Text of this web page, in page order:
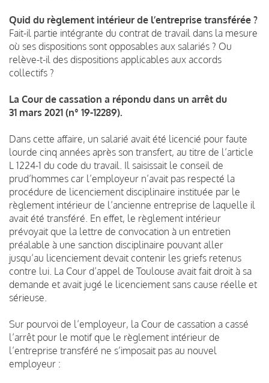
Quid du règlement intérieur de l’entreprise transférée ?
Fait-il partie intégrante du contrat de travail dans la mesure
où ses dispositions sont opposables aux salariés ? Ou
relève-t-il des dispositions applicables aux accords
collectifs ?
La Cour de cassation a répondu dans un arrêt du
31 mars 2021 (n° 19-12289).
Dans cette affaire, un salarié avait été licencié pour faute
lourde cinq années après son transfert, au titre de l’article
L 1224-1 du code du travail. Il saisissait le conseil de
prud’hommes car l’employeur n’avait pas respecté la
procédure de licenciement disciplinaire instituée par le
règlement intérieur de l’ancienne entreprise de laquelle il
avait été transféré. En effet, le règlement intérieur
prévoyait que la lettre de convocation à un entretien
préalable à une sanction disciplinaire pouvant aller
jusqu’au licenciement devait contenir les griefs retenus
contre lui. La Cour d’appel de Toulouse avait fait droit à sa
demande et avait jugé le licenciement sans cause réelle et
sérieuse.
Sur pourvoi de l’employeur, la Cour de cassation a cassé
l’arrêt pour le motif que le règlement intérieur de
l’entreprise transféré ne s’imposait pas au nouvel
employeur :